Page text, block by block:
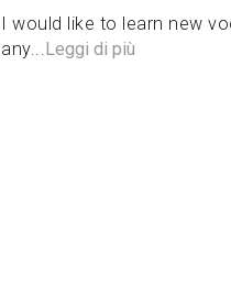
I would like to learn new
any...Leggi di più